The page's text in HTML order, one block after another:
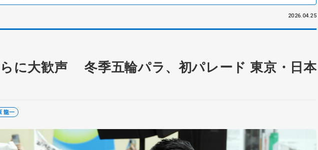
2026.04.25
らに大歓声 冬季五輪パラ、初パレード 東京・日本
龍一